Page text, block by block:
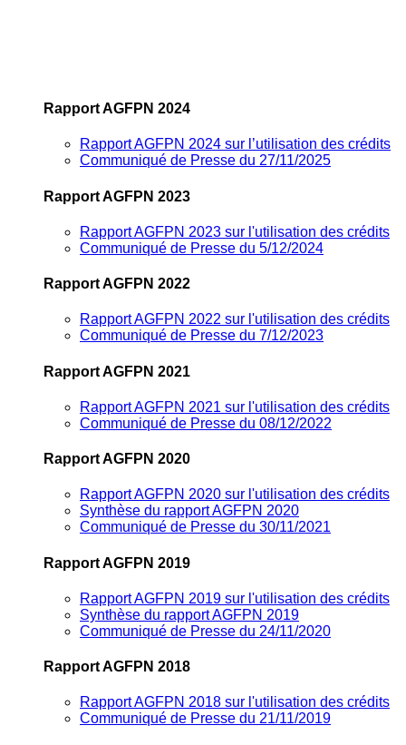
Rapport AGFPN 2024
Rapport AGFPN 2024 sur l’utilisation des crédits
Communiqué de Presse du 27/11/2025
Rapport AGFPN 2023
Rapport AGFPN 2023 sur l'utilisation des crédits
Communiqué de Presse du 5/12/2024
Rapport AGFPN 2022
Rapport AGFPN 2022 sur l'utilisation des crédits
Communiqué de Presse du 7/12/2023
Rapport AGFPN 2021
Rapport AGFPN 2021 sur l'utilisation des crédits
Communiqué de Presse du 08/12/2022
Rapport AGFPN 2020
Rapport AGFPN 2020 sur l'utilisation des crédits
Synthèse du rapport AGFPN 2020
Communiqué de Presse du 30/11/2021
Rapport AGFPN 2019
Rapport AGFPN 2019 sur l'utilisation des crédits
Synthèse du rapport AGFPN 2019
Communiqué de Presse du 24/11/2020
Rapport AGFPN 2018
Rapport AGFPN 2018 sur l'utilisation des crédits
Communiqué de Presse du 21/11/2019